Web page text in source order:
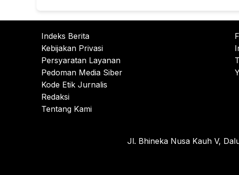
Indeks Berita
Kebijakan Privasi
Persyaratan Layanan
Pedoman Media Siber
Kode Etik Jurnalis
Redaksi
Tentang Kami
Jl. Bhineka Nusa Kauh V,